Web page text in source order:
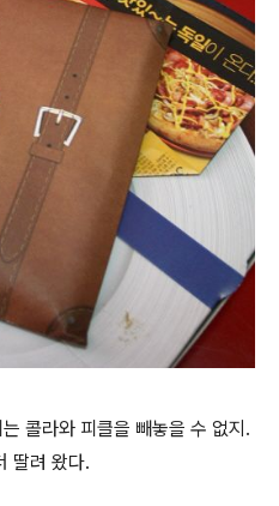
콜라와 피클을 빼놓을 수 없지.
딸려 왔다.